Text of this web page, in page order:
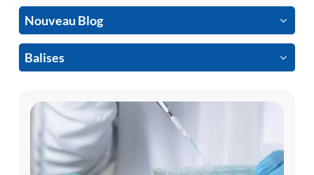
Nouveau Blog
Balises